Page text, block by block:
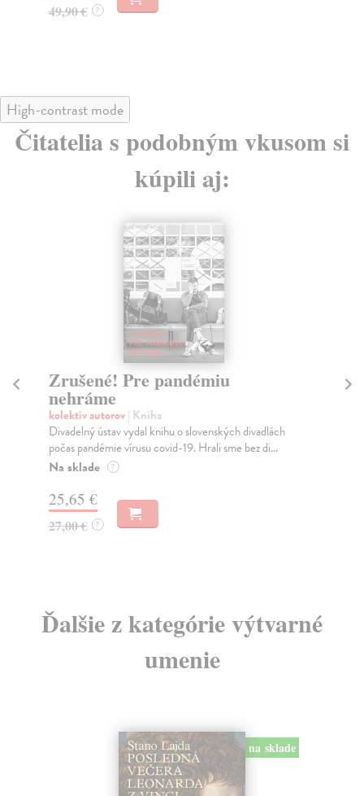
49,00 € ?
High-contrast mode
Čitatelia s podobným vkusom si
kúpili aj:
Zrušené! Pre pandémiu
nehráme
kolektív autorov| Kniha
Divadelný ústav vydal knihu o slovenských divadlách
počas pandémie vírusu covid-19. Hrali sme bez di...
Na sklade ?
25,65 €
27,00 € ?
Ďalšie z kategórie výtvarné
umenie
na sklade